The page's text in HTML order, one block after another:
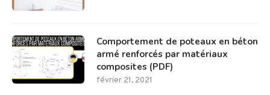
Comportement de poteaux en béton
armé renforcés par matériaux
composites (PDF)
février 21, 2021